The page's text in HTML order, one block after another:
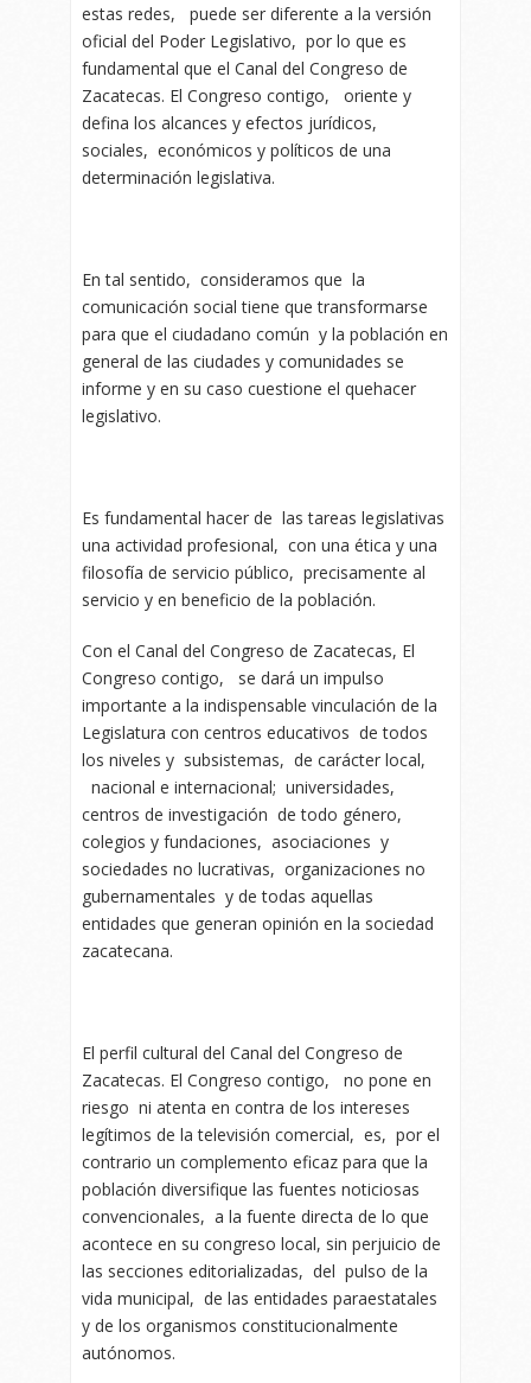
estas redes, puede ser diferente a la versión
oficial del Poder Legislativo, por lo que es
fundamental que el Canal del Congreso de
Zacatecas. El Congreso contigo, oriente y
defina los alcances y efectos jurídicos,
sociales, económicos y políticos de una
determinación legislativa.
En tal sentido, consideramos que la
comunicación social tiene que transformarse
para que el ciudadano común y la población en
general de las ciudades y comunidades se
informe y en su caso cuestione el quehacer
legislativo.
Es fundamental hacer de las tareas legislativas
una actividad profesional, con una ética y una
filosofía de servicio público, precisamente al
servicio y en beneficio de la población.
Con el Canal del Congreso de Zacatecas, El
Congreso contigo, se dará un impulso
importante a la indispensable vinculación de la
Legislatura con centros educativos de todos
los niveles y subsistemas, de carácter local,
nacional e internacional; universidades,
centros de investigación de todo género,
colegios y fundaciones, asociaciones y
sociedades no lucrativas, organizaciones no
gubernamentales y de todas aquellas
entidades que generan opinión en la sociedad
zacatecana.
El perfil cultural del Canal del Congreso de
Zacatecas. El Congreso contigo, no pone en
riesgo ni atenta en contra de los intereses
legítimos de la televisión comercial, es, por el
contrario un complemento eficaz para que la
población diversifique las fuentes noticiosas
convencionales, a la fuente directa de lo que
acontece en su congreso local, sin perjuicio de
las secciones editorializadas, del pulso de la
vida municipal, de las entidades paraestatales
y de los organismos constitucionalmente
autónomos.